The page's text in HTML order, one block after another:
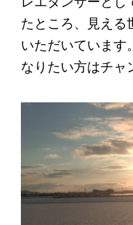
たところ、見える
いただいています
なりたい方はチャ